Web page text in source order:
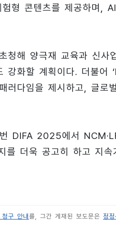
형 콘텐츠를 제공하며,
청해 양극재 교육과 신
강화할 계획이다. 더불
러다임을 제시하고, 글
DIFA 2025에서
를 더욱 공고히 하고 지
구 안내 를, 그간 게재된 보도문은 정정